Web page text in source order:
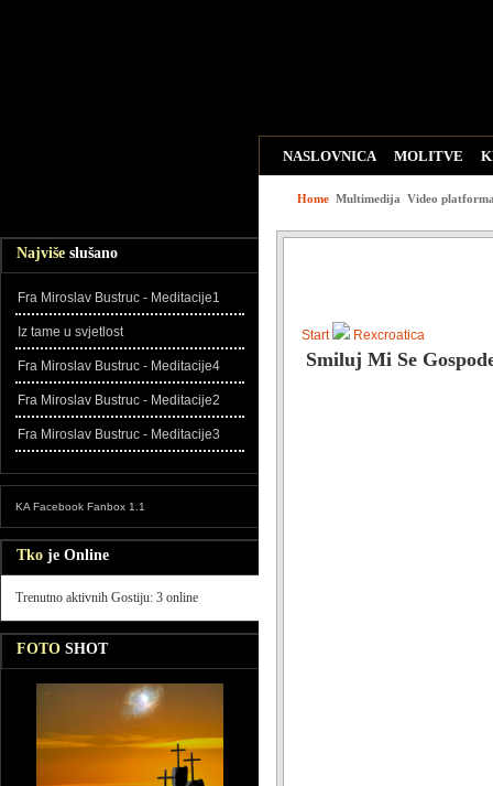
Najviše slušano
Fra Miroslav Bustruc - Meditacije1
Iz tame u svjetlost
Fra Miroslav Bustruc - Meditacije4
Fra Miroslav Bustruc - Meditacije2
Fra Miroslav Bustruc - Meditacije3
KA Facebook Fanbox 1.1
Tko je Online
Trenutno aktivnih Gostiju: 3 online
FOTO SHOT
NASLOVNICA MOLITVE
WEB LINKOVI ZADNJE
Home Multimedija Video
Start Rexcroatica
Smiluj Mi Se